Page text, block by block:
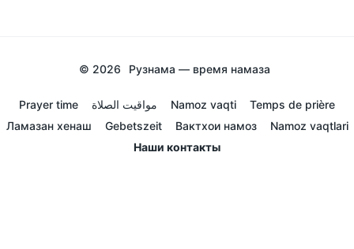
© 2026 Рузнама — время намаза
Prayer time مواقيت الصلاة Namoz vaqti
Temps de prière
Ламазан хенаш
Gebetszeit Вактхои намоз
Namoz vaqtlari
Наши контакты